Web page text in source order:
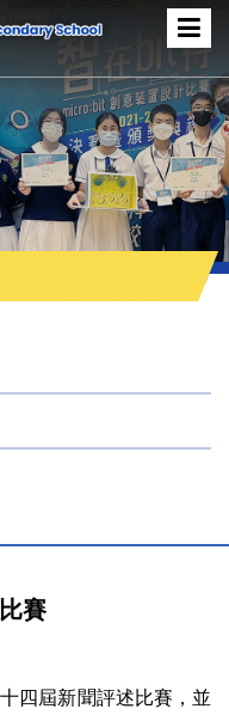
賽
四屆新聞評述比賽，並